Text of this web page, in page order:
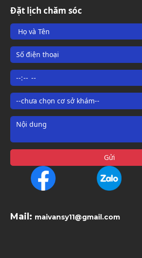
Đặt lịch chăm sóc
Gửi
Mail: maivansy11@gmail.com